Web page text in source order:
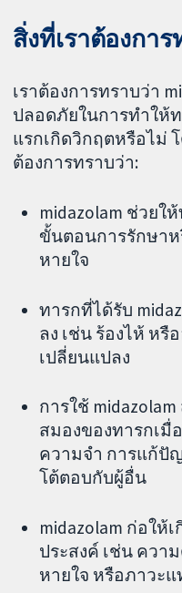
สิ่งที่เราต้องกา
เราต้องการทราบว่า
ปลอดภัยในการทำให้
แรกเกิดวิกฤตหรือไม่ โ
ต้องการทราบว่า:
midazolam ช่วยใ
ขั้นตอนการรักษา
หายใจ
ทารกที่ได้รับ
ลง เช่น ร้องไห้ หรื
เปลี่ยนแปลง
การใช้
สมองของทารกเมื่
ความจำ การแก้ปั
โต้ตอบกับผู้อื่น
midazolam ก่อให้
ประสงค์ เช่น ควา
หายใจ หรือภาวะ